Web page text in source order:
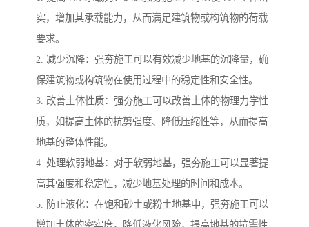
实，增加其承载能力，从而满足建筑物或构筑物的荷载
要求。
2. 减少沉降：强夯施工可以有效减少地基的沉降量，确
保建筑物或构筑物在使用过程中的稳定性和安全性。
3. 改善土体性质：强夯施工可以改善土体的物理力学性
质，如提高土体的抗剪强度、降低压缩性等，从而提高
地基的整体性能。
4. 处理软弱地基：对于软弱地基，强夯施工可以显著提
高其强度和稳定性，减少地基处理的时间和成本。
5. 防止液化：在饱和砂土或粉土地基中，强夯施工可以